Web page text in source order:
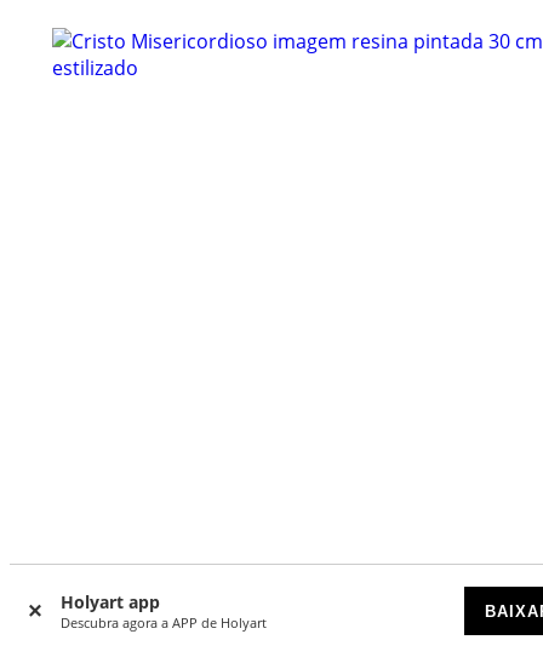
Holyart app
Descubra agora a APP de Holyart
Cristo Misericordioso imagem resina pintada 30 cm
DISPONÍVEL